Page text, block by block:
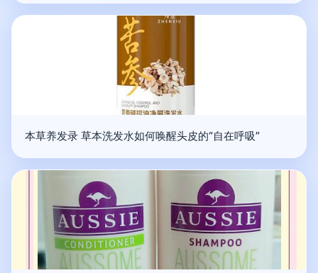
本草养发录 草本洗发水如何唤醒头皮的“自在呼吸”